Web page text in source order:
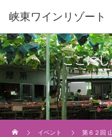
峡東ワインリゾート
ここに
イベント
第６２回